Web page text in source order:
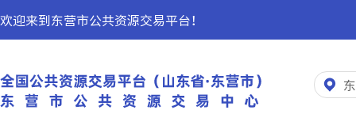
欢迎来到东营市公共资源交易平台！